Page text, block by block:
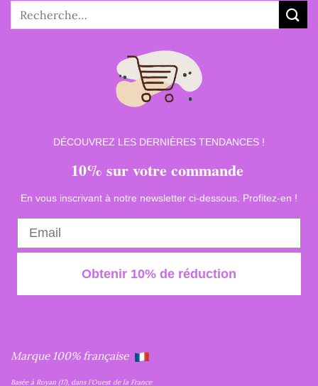
Recherche
pour :
DÉCOUVREZ LES DERNIÈRES TENDANCES !
10% sur votre commande
En vous inscrivant à notre newsletter ci-dessous. Profitez-en !
Obtenir 10% de réduction
Marque 100% française
Basée à Royan (17), dans l'Ouest de la France